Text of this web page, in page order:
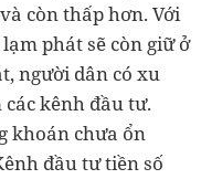
còn thấp hơn. Với
phát sẽ còn giữ ở
người dân có xu
kênh đầu tư.
khoán chưa ổn
đầu tư tiền số